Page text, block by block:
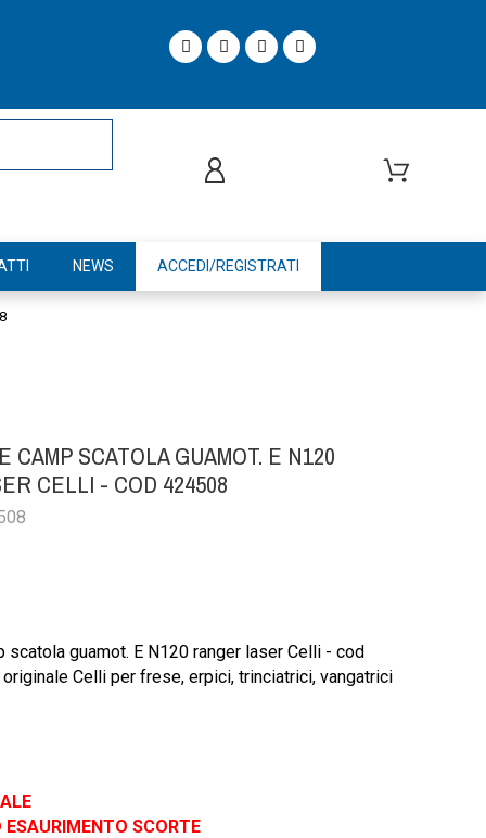
NEWS ACCEDI/REGISTRATI
CAMP SCATOLA GUAMOT. E N120
CELLI - COD 424508
scatola guamot. E N120 ranger laser Celli - cod
Celli per frese, erpici, trinciatrici, vangatrici
SCORTE